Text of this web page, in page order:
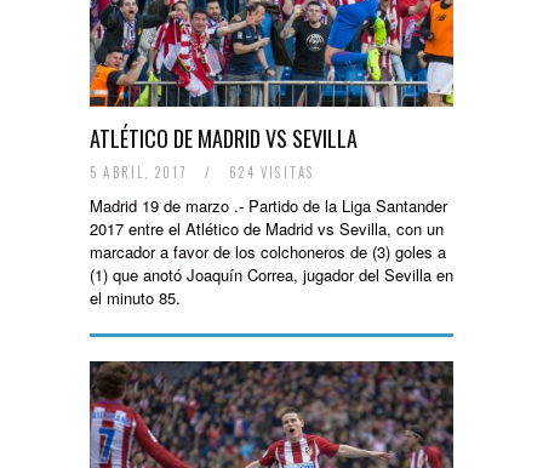
ATLÉTICO DE MADRID VS SEVILLA
5 ABRIL, 2017 / 624 VISITAS
Madrid 19 de marzo .- Partido de la Liga Santander
2017 entre el Atlético de Madrid vs Sevilla, con un
marcador a favor de los colchoneros de (3) goles a
(1) que anotó Joaquín Correa, jugador del Sevilla en
el minuto 85.